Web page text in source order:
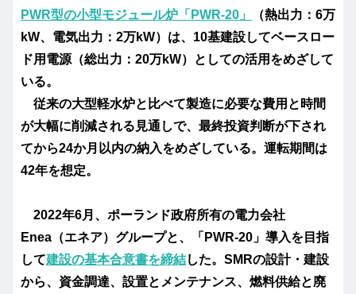
PWR型の小型モジュール炉「PWR-20」
（熱出力：6万
kW、電気出力：2万kW）は、10基建設してベースロー
ド用電源（総出力：20万kW）としての活用をめざして
いる。
従来の大型軽水炉と比べて製造に必要な費用と時間
が大幅に削減される見通しで、最終投資判断が下され
てから24か月以内の納入をめざしている。運転期間は
42年を想定。
2022年6月、ポーランド政府所有の電力会社
Enea（エネア）グループと、「PWR-20」導入を目指
して建設の基本合意書を締結した。SMRの設計・建設
から、資金調達、設置とメンテナンス、燃料供給と廃